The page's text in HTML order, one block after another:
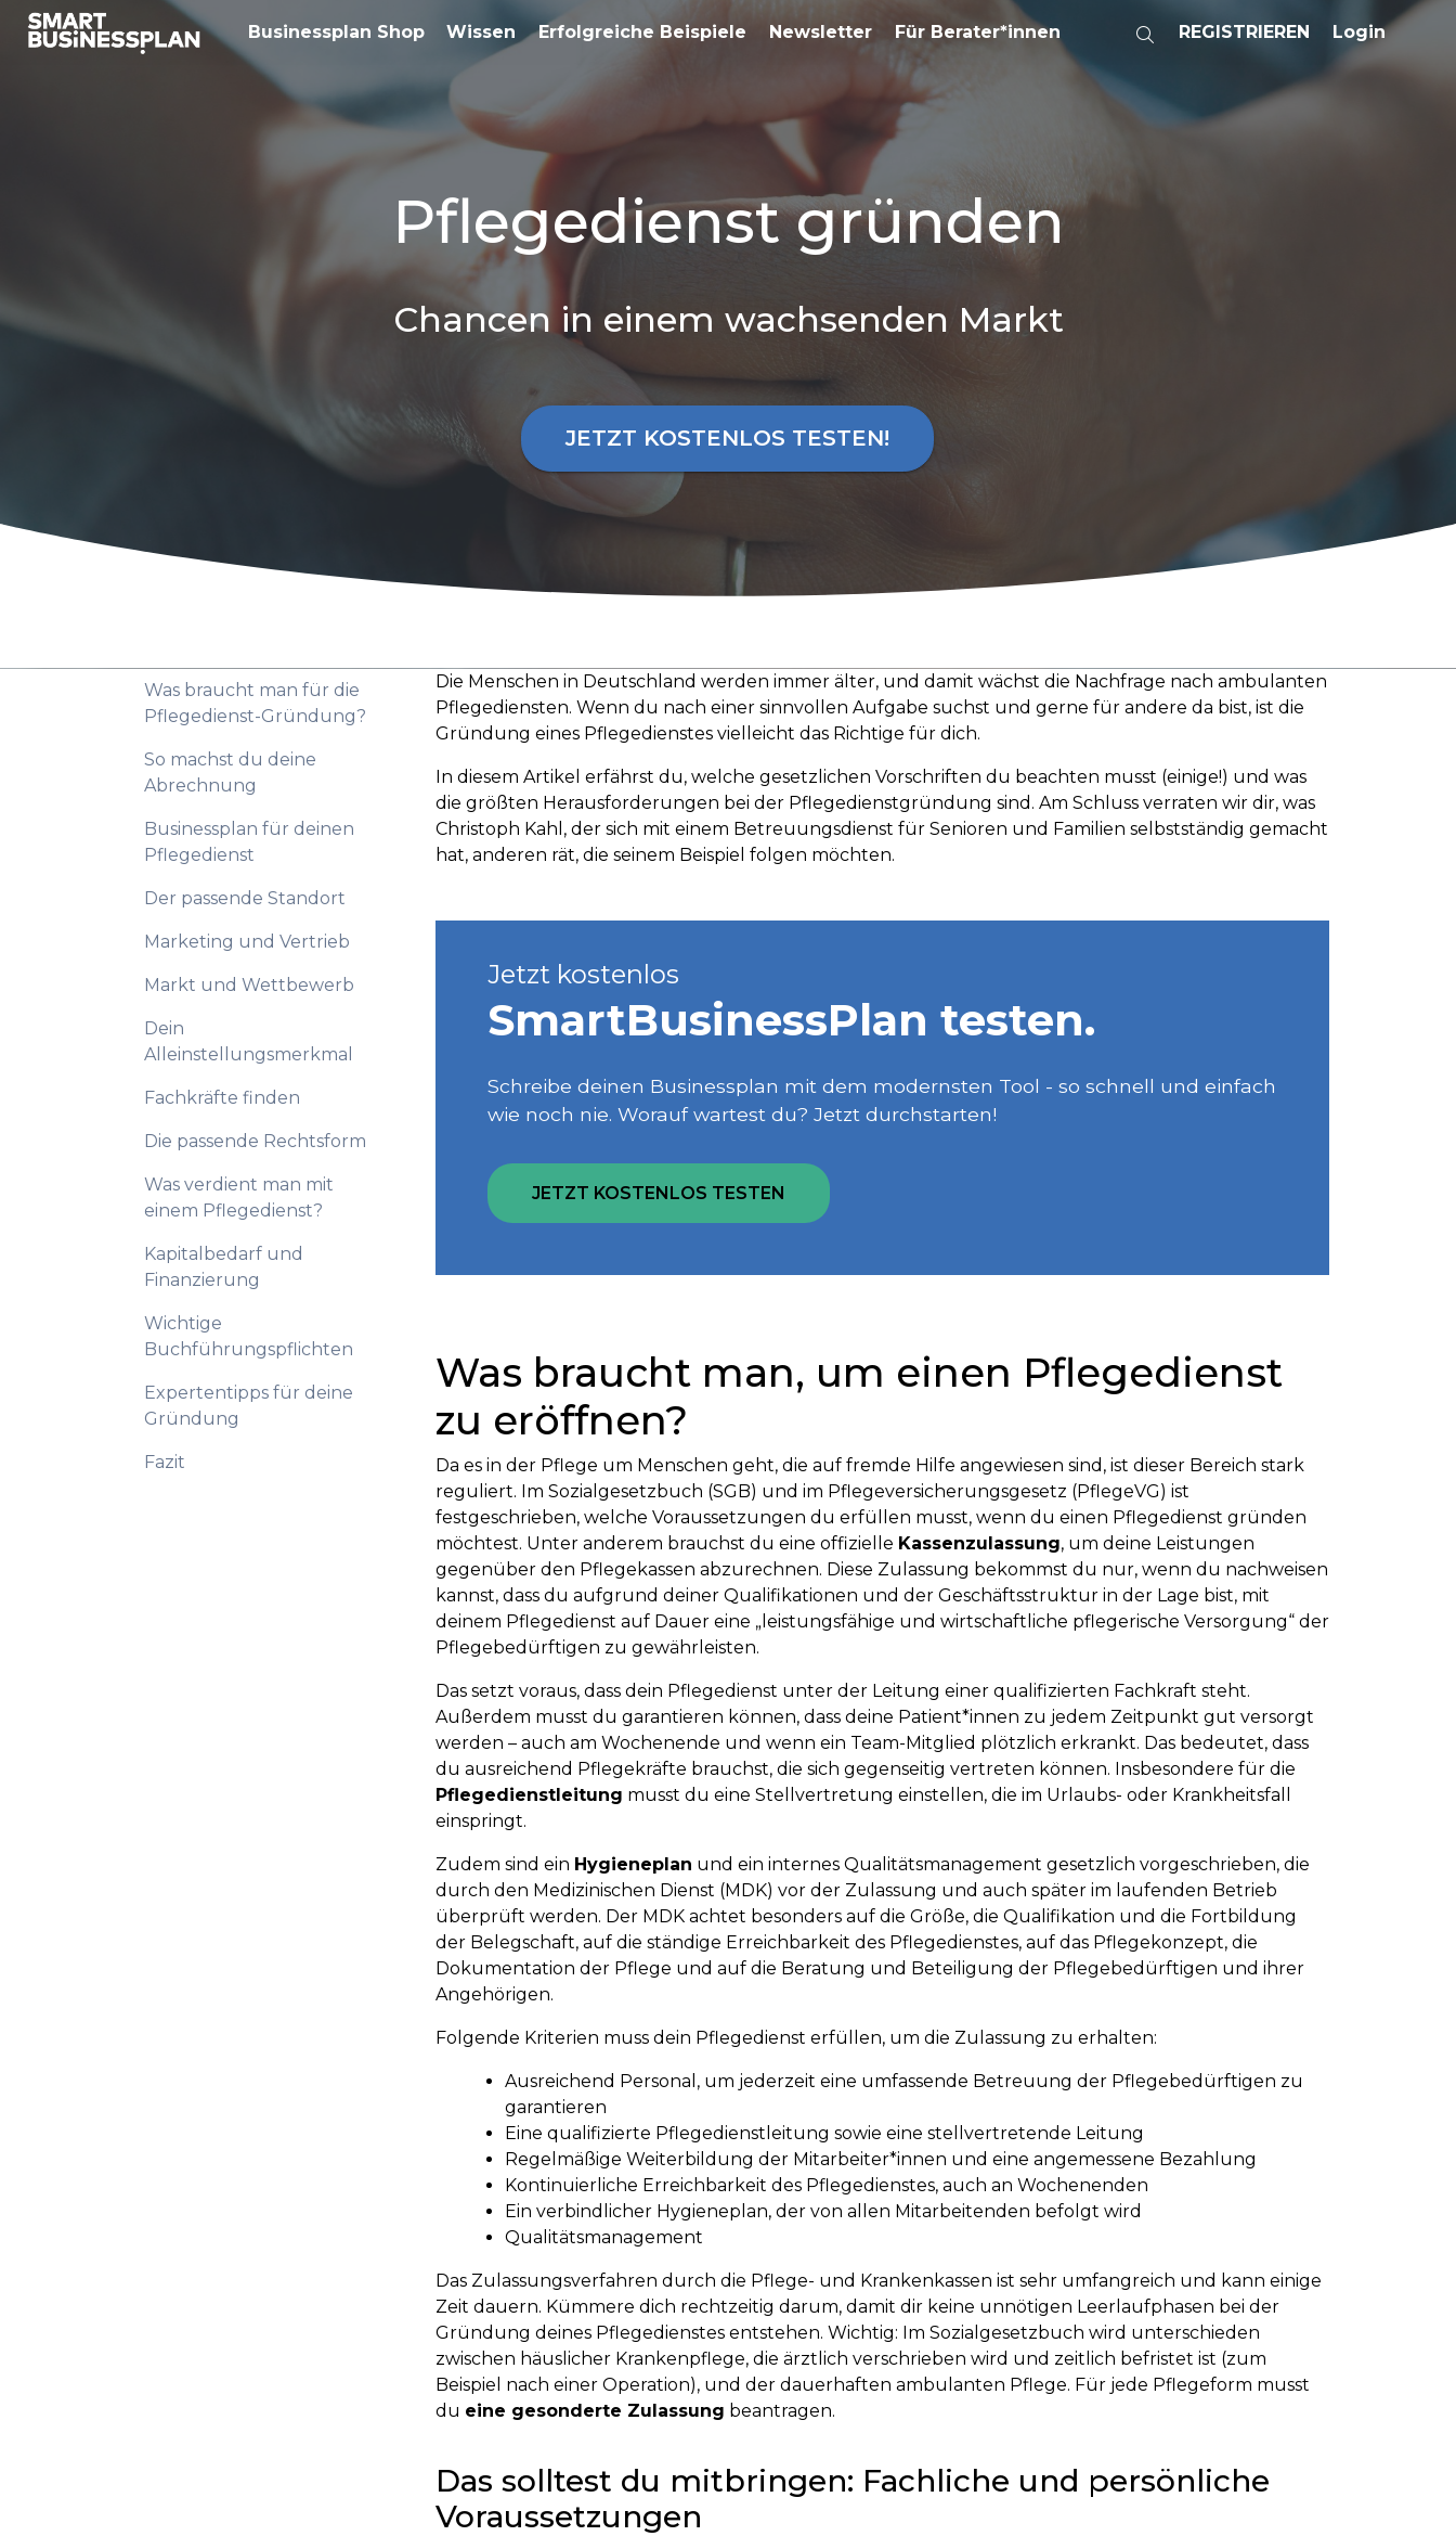
Businessplan Shop Wissen Erfolgreiche Beispiele Newsletter Für Berater*innen REGISTRIEREN Login
Pflegedienst gründen
Chancen in einem wachsenden Markt
JETZT KOSTENLOS TESTEN!
Was braucht man für die
Pflegedienst-Gründung?
So machst du deine
Abrechnung
Businessplan für deinen
Pflegedienst
Der passende Standort
Marketing und Vertrieb
Markt und Wettbewerb
Dein
Alleinstellungsmerkmal
Fachkräfte finden
Die passende Rechtsform
Was verdient man mit
einem Pflegedienst?
Kapitalbedarf und
Finanzierung
Wichtige
Buchführungspflichten
Expertentipps für deine
Gründung
Fazit
Die Menschen in Deutschland werden immer älter, und damit wächst die Nachfrage nach ambulanten
Pflegediensten. Wenn du nach einer sinnvollen Aufgabe suchst und gerne für andere da bist, ist die
Gründung eines Pflegedienstes vielleicht das Richtige für dich.
In diesem Artikel erfährst du, welche gesetzlichen Vorschriften du beachten musst (einige!) und was
die größten Herausforderungen bei der Pflegedienstgründung sind. Am Schluss verraten wir dir, was
Christoph Kahl, der sich mit einem Betreuungsdienst für Senioren und Familien selbstständig gemacht
hat, anderen rät, die seinem Beispiel folgen möchten.
Jetzt kostenlos
SmartBusiness­Plan testen.
Schreibe deinen Businessplan mit dem modernsten Tool - so schnell und einfach
wie noch nie. Worauf wartest du? Jetzt durchstarten!
JETZT KOSTENLOS TESTEN
Was braucht man, um einen Pflegedienst
zu eröffnen?
Da es in der Pflege um Menschen geht, die auf fremde Hilfe angewiesen sind, ist dieser Bereich stark
reguliert. Im Sozialgesetzbuch (SGB) und im Pflegeversicherungsgesetz (PflegeVG) ist
festgeschrieben, welche Voraussetzungen du erfüllen musst, wenn du einen Pflegedienst gründen
möchtest. Unter anderem brauchst du eine offizielle Kassenzulassung, um deine Leistungen
gegenüber den Pflegekassen abzurechnen. Diese Zulassung bekommst du nur, wenn du nachweisen
kannst, dass du aufgrund deiner Qualifikationen und der Geschäftsstruktur in der Lage bist, mit
deinem Pflegedienst auf Dauer eine „leistungsfähige und wirtschaftliche pflegerische Versorgung“ der
Pflegebedürftigen zu gewährleisten.
Das setzt voraus, dass dein Pflegedienst unter der Leitung einer qualifizierten Fachkraft steht.
Außerdem musst du garantieren können, dass deine Patient*innen zu jedem Zeitpunkt gut versorgt
werden – auch am Wochenende und wenn ein Team-Mitglied plötzlich erkrankt. Das bedeutet, dass
du ausreichend Pflegekräfte brauchst, die sich gegenseitig vertreten können. Insbesondere für die
Pflegedienstleitung musst du eine Stellvertretung einstellen, die im Urlaubs- oder Krankheitsfall
einspringt.
Zudem sind ein Hygieneplan und ein internes Qualitätsmanagement gesetzlich vorgeschrieben, die
durch den Medizinischen Dienst (MDK) vor der Zulassung und auch später im laufenden Betrieb
überprüft werden. Der MDK achtet besonders auf die Größe, die Qualifikation und die Fortbildung
der Belegschaft, auf die ständige Erreichbarkeit des Pflegedienstes, auf das Pflegekonzept, die
Dokumentation der Pflege und auf die Beratung und Beteiligung der Pflegebedürftigen und ihrer
Angehörigen.
Folgende Kriterien muss dein Pflegedienst erfüllen, um die Zulassung zu erhalten:
Ausreichend Personal, um jederzeit eine umfassende Betreuung der Pflegebedürftigen zu
garantieren
Eine qualifizierte Pflegedienstleitung sowie eine stellvertretende Leitung
Regelmäßige Weiterbildung der Mitarbeiter*innen und eine angemessene Bezahlung
Kontinuierliche Erreichbarkeit des Pflegedienstes, auch an Wochenenden
Ein verbindlicher Hygieneplan, der von allen Mitarbeitenden befolgt wird
Qualitätsmanagement
Das Zulassungsverfahren durch die Pflege- und Krankenkassen ist sehr umfangreich und kann einige
Zeit dauern. Kümmere dich rechtzeitig darum, damit dir keine unnötigen Leerlaufphasen bei der
Gründung deines Pflegedienstes entstehen. Wichtig: Im Sozialgesetzbuch wird unterschieden
zwischen häuslicher Krankenpflege, die ärztlich verschrieben wird und zeitlich befristet ist (zum
Beispiel nach einer Operation), und der dauerhaften ambulanten Pflege. Für jede Pflegeform musst
du eine gesonderte Zulassung beantragen.
Das solltest du mitbringen: Fachliche und persönliche
Voraussetzungen